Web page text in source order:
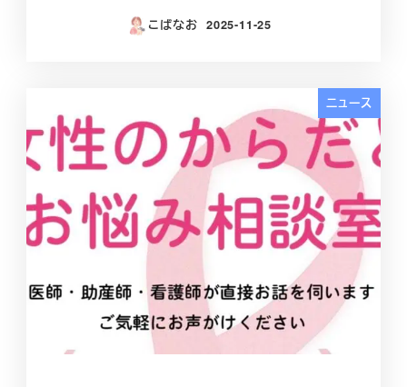
こばなお
投稿日
2025-11-25
ニュース